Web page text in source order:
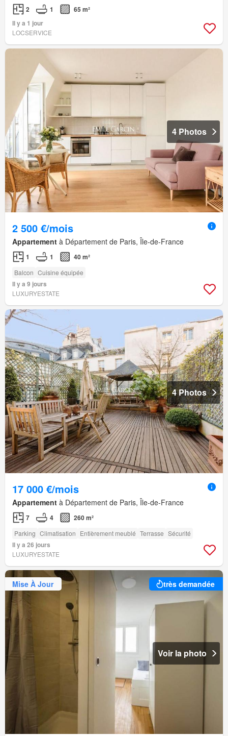
2 1
65 m²
Il y a 1 jour
LOCSERVICE
4 Photos
2 500 €/mois
Appartement à Département de Paris, Île-de-France
1 1 40 m²
Balcon Cuisine équipée
Il y a 9 jours
LUXURYESTATE
4 Photos
17 000 €/mois
Appartement à Département de Paris, Île-de-France
7 4 260 m²
Parking Climatisation Entièrement meublé Terrasse Sécurité
Il y a 26 jours
LUXURYESTATE
Mise À Jour très demandée
Voir la photo